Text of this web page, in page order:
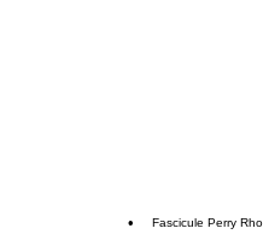
• Fascicule Perry